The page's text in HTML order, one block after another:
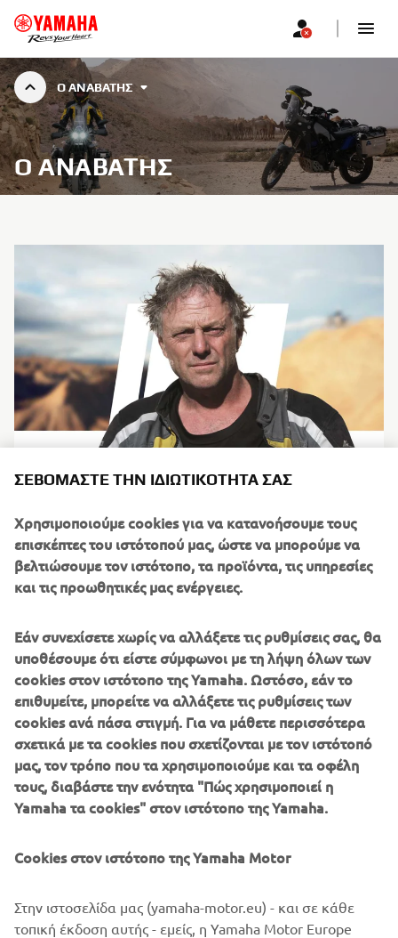
Ο ΑΝΑΒΆΤΗΣ
Ο ΑΝΑΒΆΤΗΣ
SANDERS
Όνομα:Nick Sanders
Εθνικότητα:Βρετανική
τον γύρο της υφηλίου περισσότερες από μία φορές.
Ο Nick Sanders είναι η περιπέτεια. Έχει κάνει πολλές
φορές τον γύρο του κόσμου και κατέχει το παγκόσμιο
ρεκόρ εδώ και πολλά χρόνια. Ήταν ο πρώτος άνθρωπος
που έκανε ταξίδι με μοτοσυκλέτα σε όλο το μήκος της
Αμερικής και πίσω σε διάστημα μικρότερο από 49
ημέρες. Έχει χρησιμοποιήσει μεγάλη σκάφη για να
διασχίσει τη Μάγχη και τον Δούναβη και κατέχει ακόμη
είναι ο κατάλληλος άνθρωπος για να δείξει στον κόσμο τι
μπορεί να κάνει η Ténéré 700 World Raid.
ΣΕΒΌΜΑΣΤΕ ΤΗΝ ΙΔΙΩΤΙΚΌΤΗΤΆ ΣΑΣ
Χρησιμοποιούμε cookies για να κατανοήσουμε τους
επισκέπτες του ιστότοπού μας, ώστε να μπορούμε να
βελτιώσουμε τον ιστότοπο, τα προϊόντα, τις υπηρεσίες
και τις προωθητικές μας ενέργειες.
Εάν συνεχίσετε χωρίς να αλλάξετε τις ρυθμίσεις σας, θα
υποθέσουμε ότι είστε σύμφωνοι με τη λήψη όλων των
cookies στον ιστότοπο της Yamaha. Ωστόσο, εάν το
επιθυμείτε, μπορείτε να αλλάξετε τις ρυθμίσεις των
cookies ανά πάσα στιγμή. Για να μάθετε περισσότερα
σχετικά με τα cookies που σχετίζονται με τον ιστότοπό
μας, τον τρόπο που τα χρησιμοποιούμε και τα οφέλη
τους, διαβάστε την ενότητα "Πώς χρησιμοποιεί η
Yamaha τα cookies" στον ιστότοπο της Yamaha.
Cookies στον ιστότοπο της Yamaha Motor
Στην ιστοσελίδα μας (yamaha-motor.eu) - και σε κάθε
τοπική έκδοση αυτής - εμείς, η Yamaha Motor Europe